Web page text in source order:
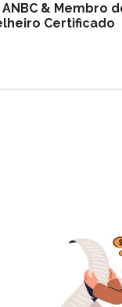
& Membro
Certificado